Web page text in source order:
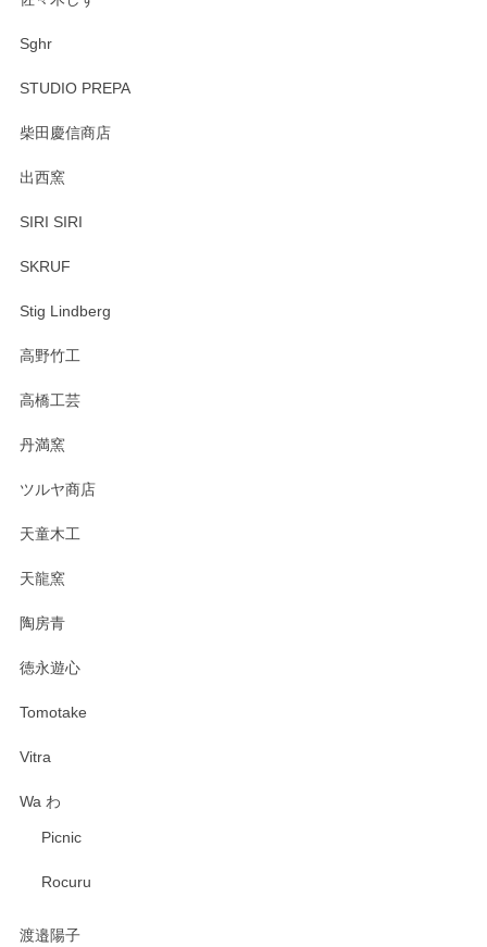
Sghr
STUDIO PREPA
柴田慶信商店
出西窯
SIRI SIRI
SKRUF
Stig Lindberg
高野竹工
高橋工芸
丹満窯
ツルヤ商店
天童木工
天龍窯
陶房青
徳永遊心
Tomotake
Vitra
Wa わ
Picnic
Rocuru
渡邉陽子